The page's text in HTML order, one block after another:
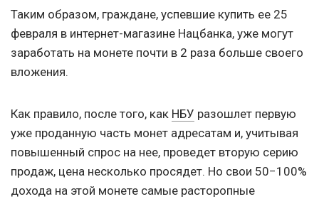
Таким образом, граждане, успевшие купить ее 25
февраля в интернет-магазине Нацбанка, уже могут
заработать на монете почти в 2 раза больше своего
вложения.
Как правило, после того, как НБУ разошлет первую
уже проданную часть монет адресатам и, учитывая
повышенный спрос на нее, проведет вторую серию
продаж, цена несколько просядет. Но свои 50−100%
дохода на этой монете самые расторопные